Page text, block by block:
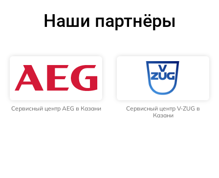
Наши партнёры
Сервисный центр AEG в Казани
Сервисный центр V-ZUG в
Казани